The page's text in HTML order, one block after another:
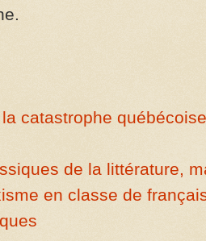
catastrophe québécoise
de la littérature,
en classe de